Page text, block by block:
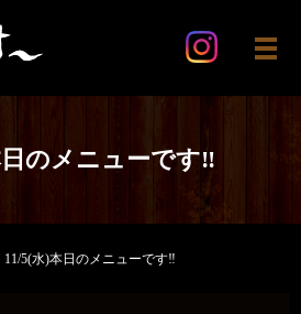
メ
日のメニューです‼️
11/5(水)本日のメニューです‼️